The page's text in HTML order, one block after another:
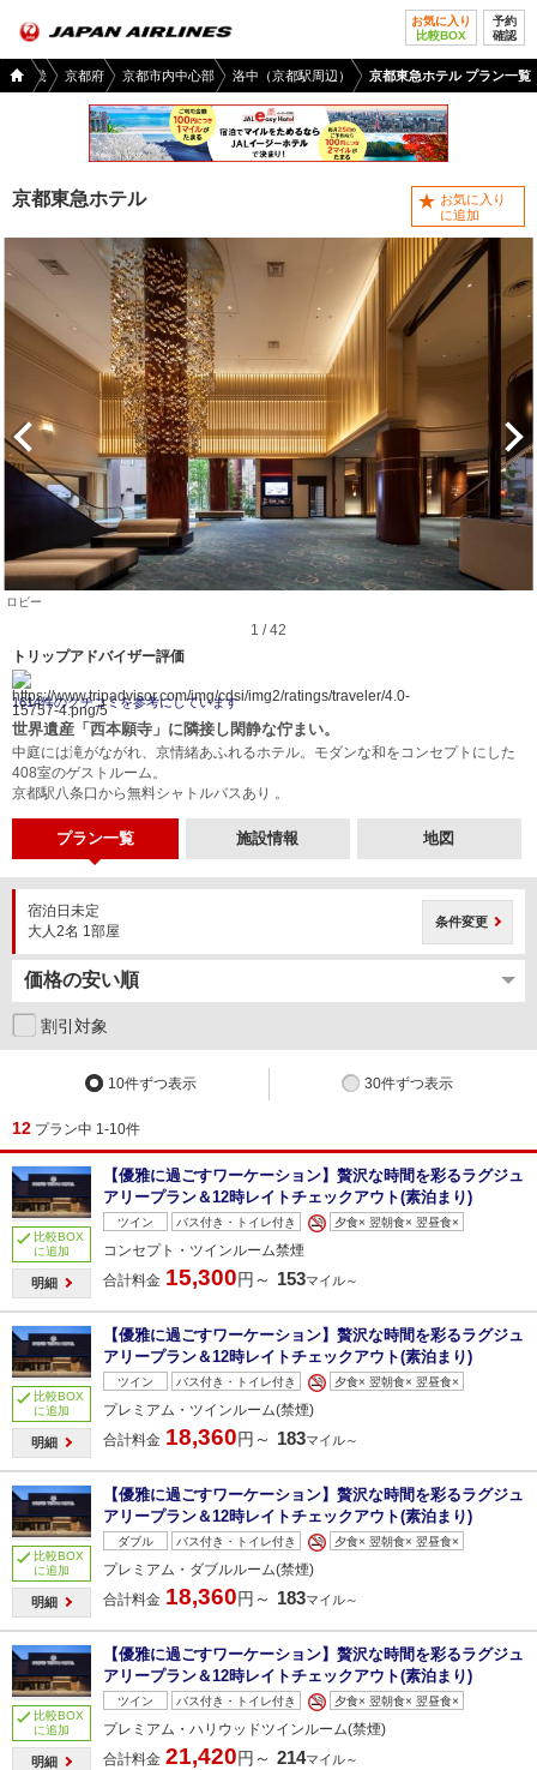
お気に入り
比較BOX
予約
確認
国内
ツア近畿 京都府 京都市内中心部 洛中（京都駅周辺） 京都東急ホテル プラン一覧
京都東急ホテル
お気に入り
に追加
ロビー
1 / 42
前へ 次へ
トリップアドバイザー評価
1614件のクチコミを参考にしています
世界遺産「西本願寺」に隣接し閑静な佇まい。
中庭には滝がながれ、京情緒あふれるホテル。モダンな和をコンセプトにした
408室のゲストルーム。
京都駅八条口から無料シャトルバスあり 。
プラン一覧 施設情報 地図
宿泊日未定
大人2名 1部屋
条件変更
割引対象
10件ずつ表示 30件ずつ表示
12 プラン中 1-10件
比較BOX
に追加
明細
【優雅に過ごすワーケーション】贅沢な時間を彩るラグジュ
アリープラン＆12時レイトチェックアウト(素泊まり)
ツイン バス付き・トイレ付き 夕食× 翌朝食× 翌昼食×
コンセプト・ツインルーム禁煙
合計料金 15,300円～ 153マイル～
比較BOX
に追加
明細
【優雅に過ごすワーケーション】贅沢な時間を彩るラグジュ
アリープラン＆12時レイトチェックアウト(素泊まり)
ツイン バス付き・トイレ付き 夕食× 翌朝食× 翌昼食×
プレミアム・ツインルーム(禁煙)
合計料金 18,360円～ 183マイル～
比較BOX
に追加
明細
【優雅に過ごすワーケーション】贅沢な時間を彩るラグジュ
アリープラン＆12時レイトチェックアウト(素泊まり)
ダブル バス付き・トイレ付き 夕食× 翌朝食× 翌昼食×
プレミアム・ダブルルーム(禁煙)
合計料金 18,360円～ 183マイル～
比較BOX
に追加
明細
【優雅に過ごすワーケーション】贅沢な時間を彩るラグジュ
アリープラン＆12時レイトチェックアウト(素泊まり)
ツイン バス付き・トイレ付き 夕食× 翌朝食× 翌昼食×
プレミアム・ハリウッドツインルーム(禁煙)
合計料金 21,420円～ 214マイル～